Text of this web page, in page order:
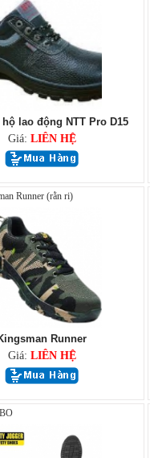
lao động NTT Pro D15
Giá: LIÊN HỆ
Runner (rằn ri)
Runner
Giá: LIÊN HỆ